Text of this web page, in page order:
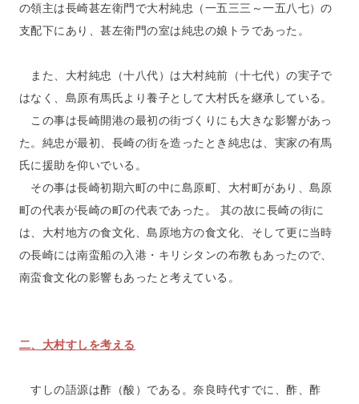
の領主は長崎甚左衛門で大村純忠（一五三三～一五八七）の
支配下にあり、甚左衛門の室は純忠の娘トラであった。
また、大村純忠（十八代）は大村純前（十七代）の実子で
はなく、島原有馬氏より養子として大村氏を継承している。
この事は長崎開港の最初の街づくりにも大きな影響があっ
た。純忠が最初、長崎の街を造ったとき純忠は、実家の有馬
氏に援助を仰いでいる。
その事は長崎初期六町の中に島原町、大村町があり、島原
町の代表が長崎の町の代表であった。 其の故に長崎の街に
は、大村地方の食文化、島原地方の食文化、そして更に当時
の長崎には南蛮船の入港・キリシタンの布教もあったので、
南蛮食文化の影響もあったと考えている。
二、大村すしを考える
すしの語源は酢（酸）である。奈良時代すでに、酢、酢